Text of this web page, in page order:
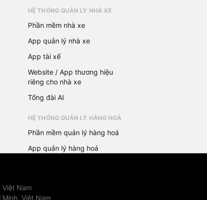
HỆ THỐNG QUẢN LÝ NHÀ XE
Phần mềm nhà xe
App quản lý nhà xe
App tài xế
Website / App thương hiệu
riêng cho nhà xe
Tổng đài AI
HỆ THỐNG QUẢN LÝ HÀNG HOÁ
Phần mềm quản lý hàng hoá
App quản lý hàng hoá
Nam
Việt Nam